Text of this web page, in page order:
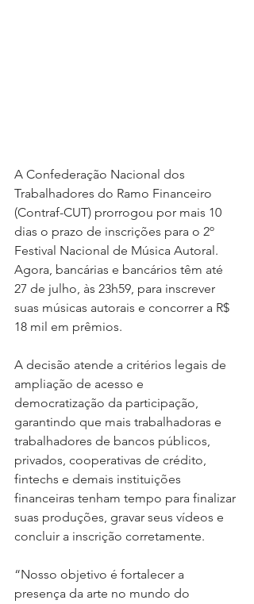
A Confederação Nacional dos
Trabalhadores do Ramo Financeiro
(Contraf-CUT) prorrogou por mais 10
dias o prazo de inscrições para o 2º
Festival Nacional de Música Autoral.
Agora, bancárias e bancários têm até
27 de julho, às 23h59, para inscrever
suas músicas autorais e concorrer a R$
18 mil em prêmios.
A decisão atende a critérios legais de
ampliação de acesso e
democratização da participação,
garantindo que mais trabalhadoras e
trabalhadores de bancos públicos,
privados, cooperativas de crédito,
fintechs e demais instituições
financeiras tenham tempo para finalizar
suas produções, gravar seus vídeos e
concluir a inscrição corretamente.
“Nosso objetivo é fortalecer a
presença da arte no mundo do